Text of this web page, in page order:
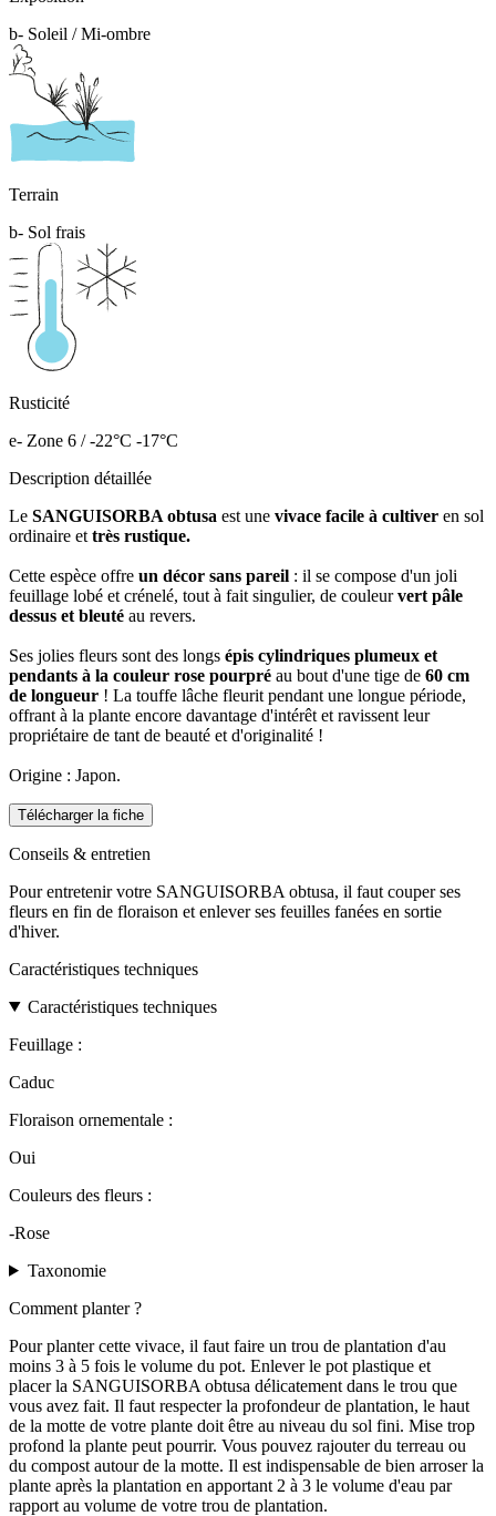
b- Soleil / Mi-ombre
Terrain
b- Sol frais
Rusticité
e- Zone 6 / -22°C -17°C
Description détaillée
Le SANGUISORBA obtusa est une vivace facile à cultiver en sol
ordinaire et très rustique.
Cette espèce offre un décor sans pareil : il se compose d'un joli
feuillage lobé et crénelé, tout à fait singulier, de couleurvert pâle
dessus et bleuté au revers.
Ses jolies fleurs sont des longs épis cylindriques plumeux et
pendants à la couleur rose pourpré au bout d'une tige de 60 cm
de longueur ! La touffe lâche fleurit pendant une longue période,
offrant à la plante encore davantage d'intérêt et ravissent leur
propriétaire de tant de beauté et d'originalité !
Origine : Japon.
Télécharger la fiche
Conseils & entretien
Pour entretenir votre SANGUISORBA obtusa, il faut couper ses
fleurs en fin de floraison et enlever ses feuilles fanées en sortie
d'hiver.
Caractéristiques techniques
Caractéristiques techniques
Feuillage :
Caduc
Floraison ornementale :
Oui
Couleurs des fleurs :
-Rose
Taxonomie
Comment planter ?
Pour planter cette vivace, il faut faire un trou de plantation d'au
moins 3 à 5 fois le volume du pot. Enlever le pot plastique et
placer la SANGUISORBA obtusa délicatement dans le trou que
vous avez fait. Il faut respecter la profondeur de plantation, le haut
de la motte de votre plante doit être au niveau du sol fini. Mise trop
profond la plante peut pourrir. Vous pouvez rajouter du terreau ou
du compost autour de la motte. Il est indispensable de bien arroser la
plante après la plantation en apportant 2 à 3 le volume d'eau par
rapport au volume de votre trou de plantation.